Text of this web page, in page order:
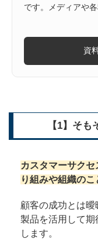
です。メディアや
資
【1】そ
カスタマーサク
り組みや組織のこ
顧客の成功とは
製品を活用して
します。